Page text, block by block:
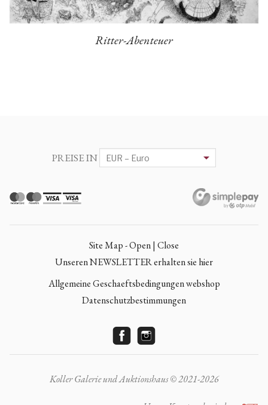
Ritter-Abenteuer
PREISE IN
Site Map - Open | Close
Unseren NEWSLETTER erhalten sie hier
Allgemeine Geschaeftsbedingungen webshop
Datenschutzbestimmungen
Koller Galerie und Auktionshaus © 2021-2026